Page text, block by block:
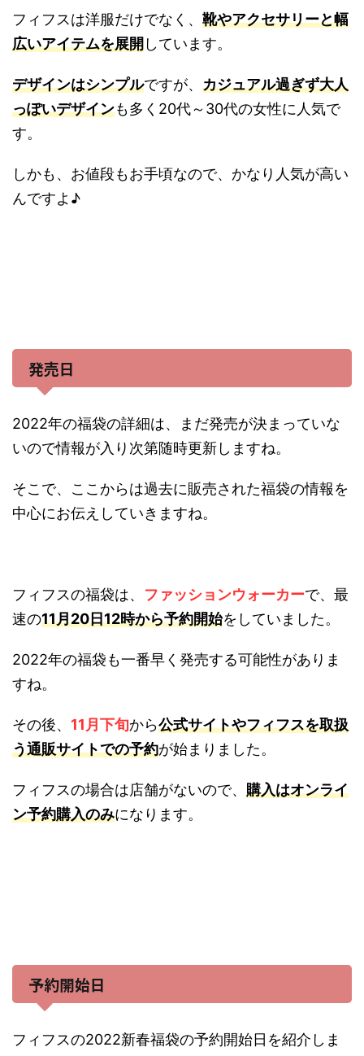
フィフスは洋服だけでなく、 靴やアクセサリーと幅
広いアイテムを展開しています。
デザインはシンプルですが、 カジュアル過ぎず大人
っぽいデザインも多く20代～30代の女性に人気で
す。
しかも、お値段もお手頃なので、かなり人気が高い
んですよ♪
発売日
2022年の福袋の詳細は、まだ発売が決まっていな
いので情報が入り次第随時更新しますね。
そこで、ここからは過去に販売された福袋の情報を
中心にお伝えしていきますね。
フィフスの福袋は、 ファッションウォーカーで、最
速の11月20日12時から予約開始をしていました。
2022年の福袋も一番早く発売する可能性がありま
すね。
その後、 11月下旬から公式サイトやフィフスを取扱
う通販サイトでの予約が始まりました。
フィフスの場合は店舗がないので、 購入はオンライ
ン予約購入のみになります。
予約開始日
フィフスの2022新春福袋の予約開始日を紹介しま